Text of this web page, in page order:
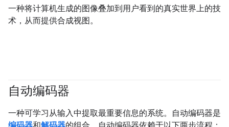
一种将计算机生成的图像叠加到用户看到的真实世界上的技
术，从而提供合成视图。
自动编码器
一种可学习从输入中提取最重要信息的系统。自动编码器是
编码器和解码器的组合。自动编码器依赖于以下两步流程：